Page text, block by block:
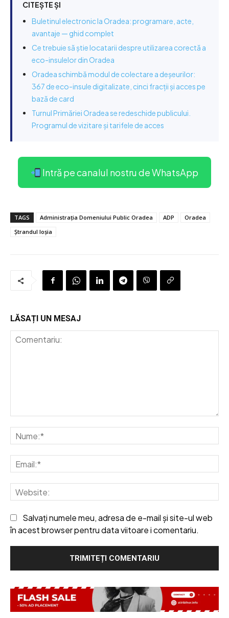
CITEȘTE ȘI
Buletinul electronic la Oradea: programare, acte,
avantaje — ghid complet
Ce trebuie să știe locatarii despre utilizarea corectă a
eco-insulelor din Oradea
Oradea schimbă modul de colectare a deșeurilor:
367 de eco-insule digitalizate, cinci fracții și acces pe
bază de card
Turnul Primăriei Oradea se redeschide publicului.
Programul de vizitare și tarifele de acces
Intră pe canalul nostru de WhatsApp
TAGS Administrația Domeniului Public Oradea ADP
Oradea
Ștrandul Ioșia
LĂSAȚI UN MESAJ
Salvați numele meu, adresa de e-mail și site-ul web
în acest browser pentru data viitoare i comentariu.